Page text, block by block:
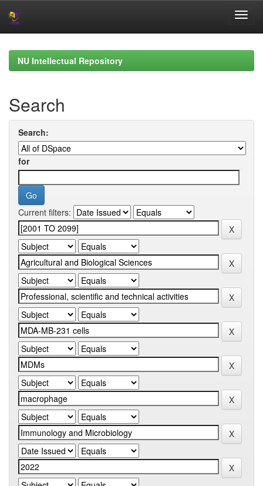
navigationNU Intellectual Repository
Search
Search:
for
Current filters: